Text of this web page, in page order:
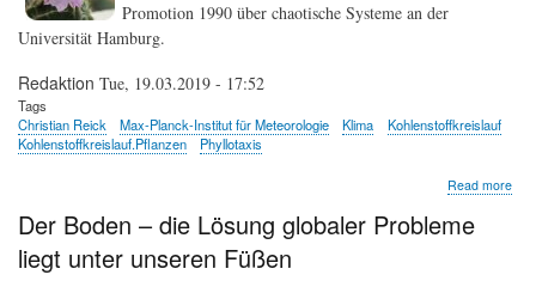
Promotion 1990 über chaotische Systeme an der
Universität Hamburg.
Redaktion Tue, 19.03.2019 - 17:52
Tags
Christian Reick
Max-Planck-Institut für Meteorologie Klima
Kohlenstoffkreislauf
Kohlenstoffkreislauf.Pflanzen
Phyllotaxis
Read more
Der Boden – die Lösung globaler Probleme
liegt unter unseren Füßen